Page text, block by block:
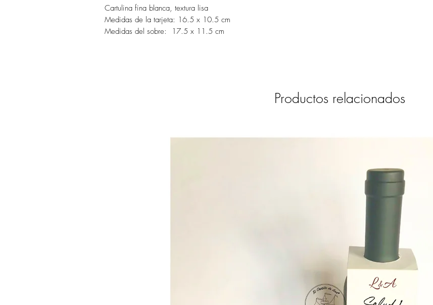
Cartulina fina blanca, textura lisa
Medidas de la tarjeta: 16.5 x 10.5 cm
Medidas del sobre: 17.5 x 11.5 cm
Productos relacionados